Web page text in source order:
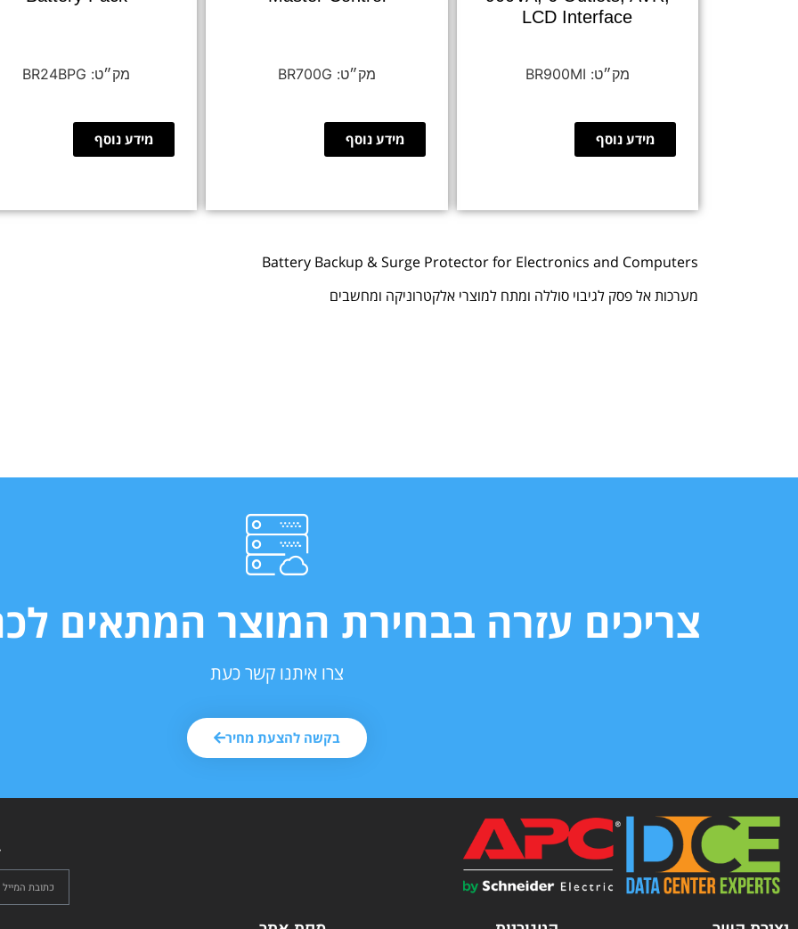
LCD Interface
BR900MI
מידע נוסף
BR700G
מידע נוסף
BR24BPG
מידע נוסף
Battery Backup & Surge Protector for Electronics and Computers
מערכות אל פסק לגיבוי סוללה ומתח למוצרי אלקטרוניקה ומחשבים
צריכים עזרה בבחירת המוצר המתאים
צרו איתנו קשר כעת
בקשה להצעת מחיר